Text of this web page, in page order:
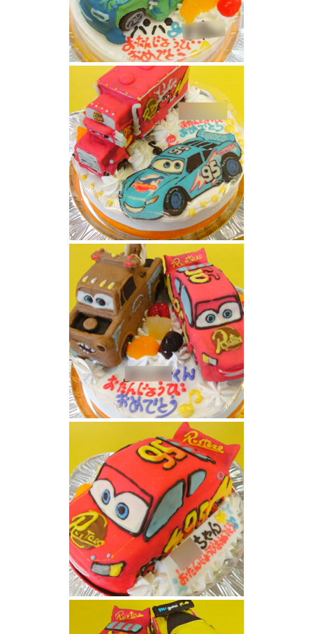
カーズウィンゴケーキ
カーズアクショントレーラー マックケーキ
カーズケーキ（３D）